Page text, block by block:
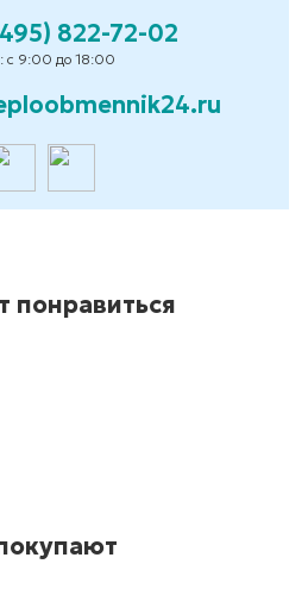
822-72-02
с 9:00 до 18:00
понравиться